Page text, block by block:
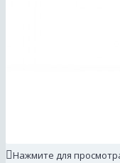
Нажмите для